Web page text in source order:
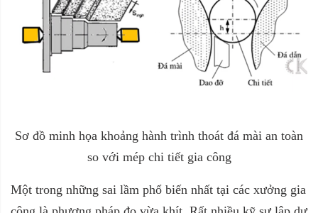
Sơ đồ minh họa khoảng hành trình thoát đá mài an toàn
so với mép chi tiết gia công
Một trong những sai lầm phổ biến nhất tại các xưởng gia